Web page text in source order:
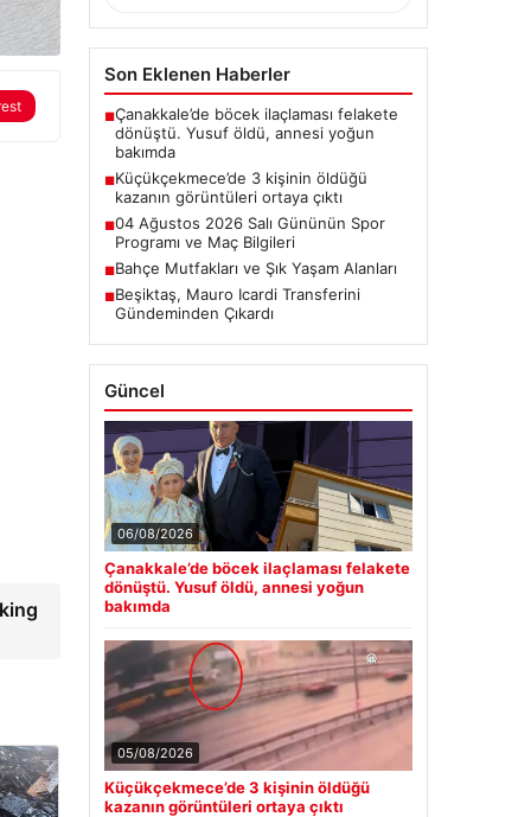
Son Eklenen Haberler
■Çanakkale’de böcek ilaçlaması felakete
dönüştü. Yusuf öldü, annesi yoğun
bakımda
■Küçükçekmece’de 3 kişinin öldüğü
kazanın görüntüleri ortaya çıktı
■04 Ağustos 2026 Salı Gününün Spor
Programı ve Maç Bilgileri
■Bahçe Mutfakları ve Şık Yaşam Alanları
■Beşiktaş, Mauro Icardi Transferini
Gündeminden Çıkardı
Güncel
06/08/2026
Çanakkale’de böcek ilaçlaması felakete
dönüştü. Yusuf öldü, annesi yoğun
bakımda
05/08/2026
Küçükçekmece’de 3 kişinin öldüğü
kazanın görüntüleri ortaya çıktı